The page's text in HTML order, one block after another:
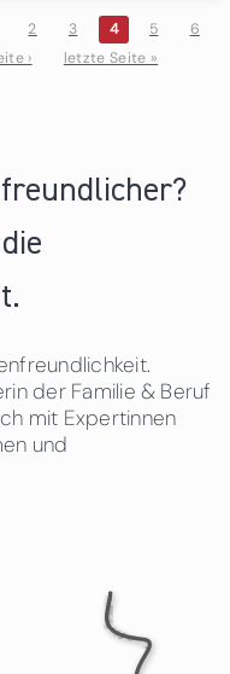
2 3 4 5
6
› letzte Seite »
der Familie & Beruf
mit Expertinnen
und